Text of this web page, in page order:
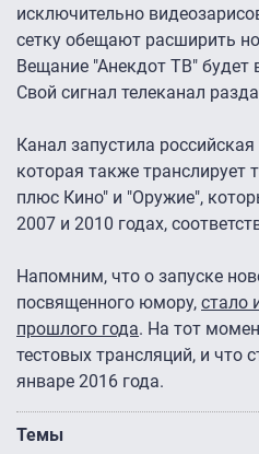
исключительно
сетку обещают расширить
Вещание "Анекдот ТВ" будет
Свой сигнал телеканал
Канал запустила
которая также транслирует
плюс Кино" и "Оружие",
2007 и 2010 годах,
Напомним, что о запуске
посвященного юмору, стало
прошлого года. На тот
тестовых трансляций, и что
январе 2016 года.
Темы